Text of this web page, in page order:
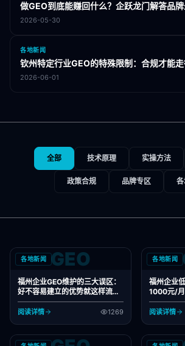
做GEO到底能赚回什么？企跃龙门解答品
2026-05-30
各地新闻
钦州特定行业GEO的特殊限制：合规才能
2026-06-01
全部 技术原理 实操方法
政策合规 品牌专区 各
各地新闻 GEO
福州企业GEO维护的三大误区：
好不容易建立的优势就这样流失
了
阅读详情 1269
各地新闻
福州企业
1000元/
阅读详情